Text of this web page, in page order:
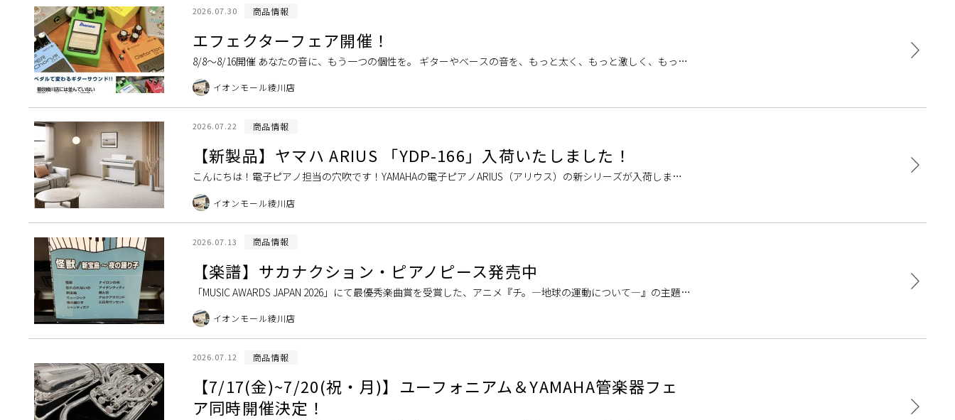
2026.07.30 商品情報
エフェクターフェア開催！
8/8〜8/16開催 あなたの音に、もう一つの個性を。 ギターやベースの音を、もっと太く、もっと激しく、もっと
自由に。今回のエフェクターフェアでは、定番のオー […]
イオンモール綾川店
2026.07.22 商品情報
【新製品】ヤマハ ARIUS 「YDP-166」入荷いたしました！
こんにちは！電子ピアノ担当の穴吹です！YAMAHAの電子ピアノARIUS（アリウス）の新シリーズが入荷しまし
た！ ヤマハ電子ピアノ「YDP-166」は、ピアノ […]
イオンモール綾川店
2026.07.13 商品情報
【楽譜】サカナクション・ピアノピース発売中
「MUSIC AWARDS JAPAN 2026」にて最優秀楽曲賞を受賞した、アニメ『チ。―地球の運動について―』の主題歌
「怪獣」をはじめ、「夜の踊り子」や「 […]
イオンモール綾川店
2026.07.12 商品情報
【7/17(金)~7/20(祝・月)】ユーフォニアム＆YAMAHA管楽器フェ
ア同時開催決定！